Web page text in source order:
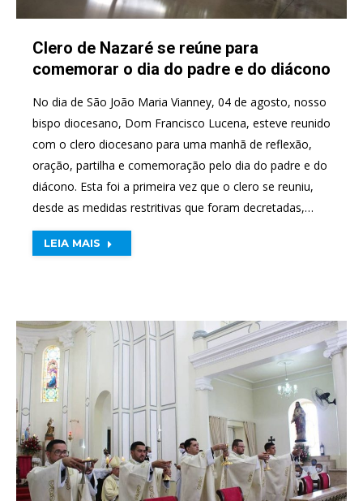
Clero de Nazaré se reúne para
comemorar o dia do padre e do diácono
No dia de São João Maria Vianney, 04 de agosto, nosso
bispo diocesano, Dom Francisco Lucena, esteve reunido
com o clero diocesano para uma manhã de reflexão,
oração, partilha e comemoração pelo dia do padre e do
diácono. Esta foi a primeira vez que o clero se reuniu,
desde as medidas restritivas que foram decretadas,…
LEIA MAIS